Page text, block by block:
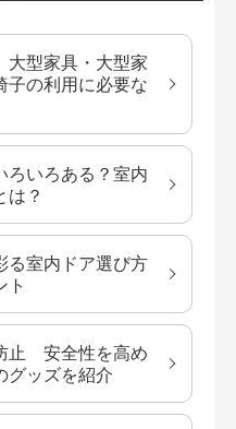
型家具・大型家
子の利用に必要な
ろいろある？室内
は？
る室内ドア選び方
ト
止 安全性を高め
グッズを紹介